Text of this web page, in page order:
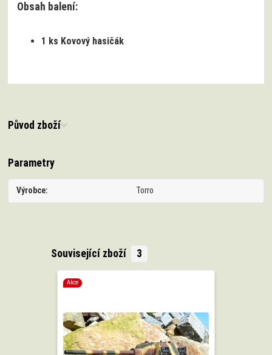
Obsah balení:
1 ks Kovový hasičák
Původ zboží
Parametry
Výrobce Torro
Související zboží 3
Akce